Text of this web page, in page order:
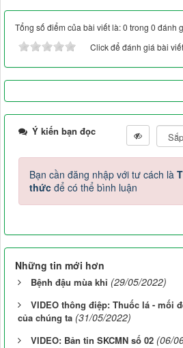
Tổng số điểm của bài viết là: 0 trong 0 đánh
Click để đánh giá bài viết
Ý kiến bạn đọc
Bạn cần đăng nhập với tư cách là
thức để có thể bình luận
Những tin mới hơn
Bệnh đậu mùa khỉ (29/05/2022)
VIDEO thông điệp: Thuốc lá - mối
của chúng ta (31/05/2022)
VIDEO: Bản tin SKCMN số 02 (06/